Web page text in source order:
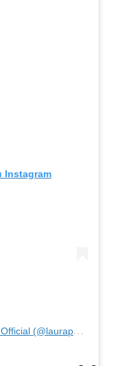
Instagram
(@laurapausini)